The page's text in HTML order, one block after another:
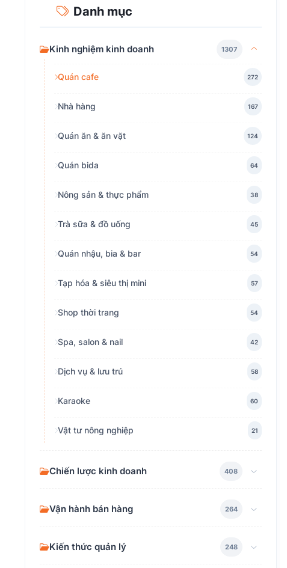
Danh mục
Kinh nghiệm kinh doanh 1307
Quán cafe 272
Nhà hàng 167
Quán ăn & ăn vặt 124
Quán bida 64
Nông sản & thực phẩm 38
Trà sữa & đồ uống 45
Quán nhậu, bia & bar 54
Tạp hóa & siêu thị mini 57
Shop thời trang 54
Spa, salon & nail 42
Dịch vụ & lưu trú 58
Karaoke 60
Vật tư nông nghiệp 21
Chiến lược kinh doanh 408
Vận hành bán hàng 264
Kiến thức quản lý 248